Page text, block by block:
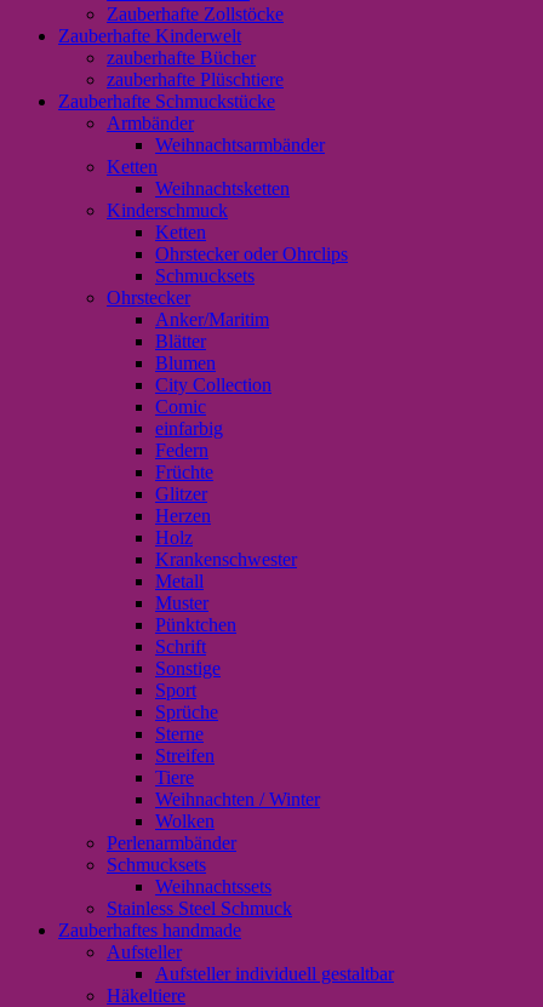
Zauberhafte Zollstöcke
Zauberhafte Kinderwelt
zauberhafte Bücher
zauberhafte Plüschtiere
Zauberhafte Schmuckstücke
Armbänder
Weihnachtsarmbänder
Ketten
Weihnachtsketten
Kinderschmuck
Ketten
Ohrstecker oder Ohrclips
Schmucksets
Ohrstecker
Anker/Maritim
Blätter
Blumen
City Collection
Comic
einfarbig
Federn
Früchte
Glitzer
Herzen
Holz
Krankenschwester
Metall
Muster
Pünktchen
Schrift
Sonstige
Sport
Sprüche
Sterne
Streifen
Tiere
Weihnachten / Winter
Wolken
Perlenarmbänder
Schmucksets
Weihnachtssets
Stainless Steel Schmuck
Zauberhaftes handmade
Aufsteller
Aufsteller individuell gestaltbar
Häkeltiere